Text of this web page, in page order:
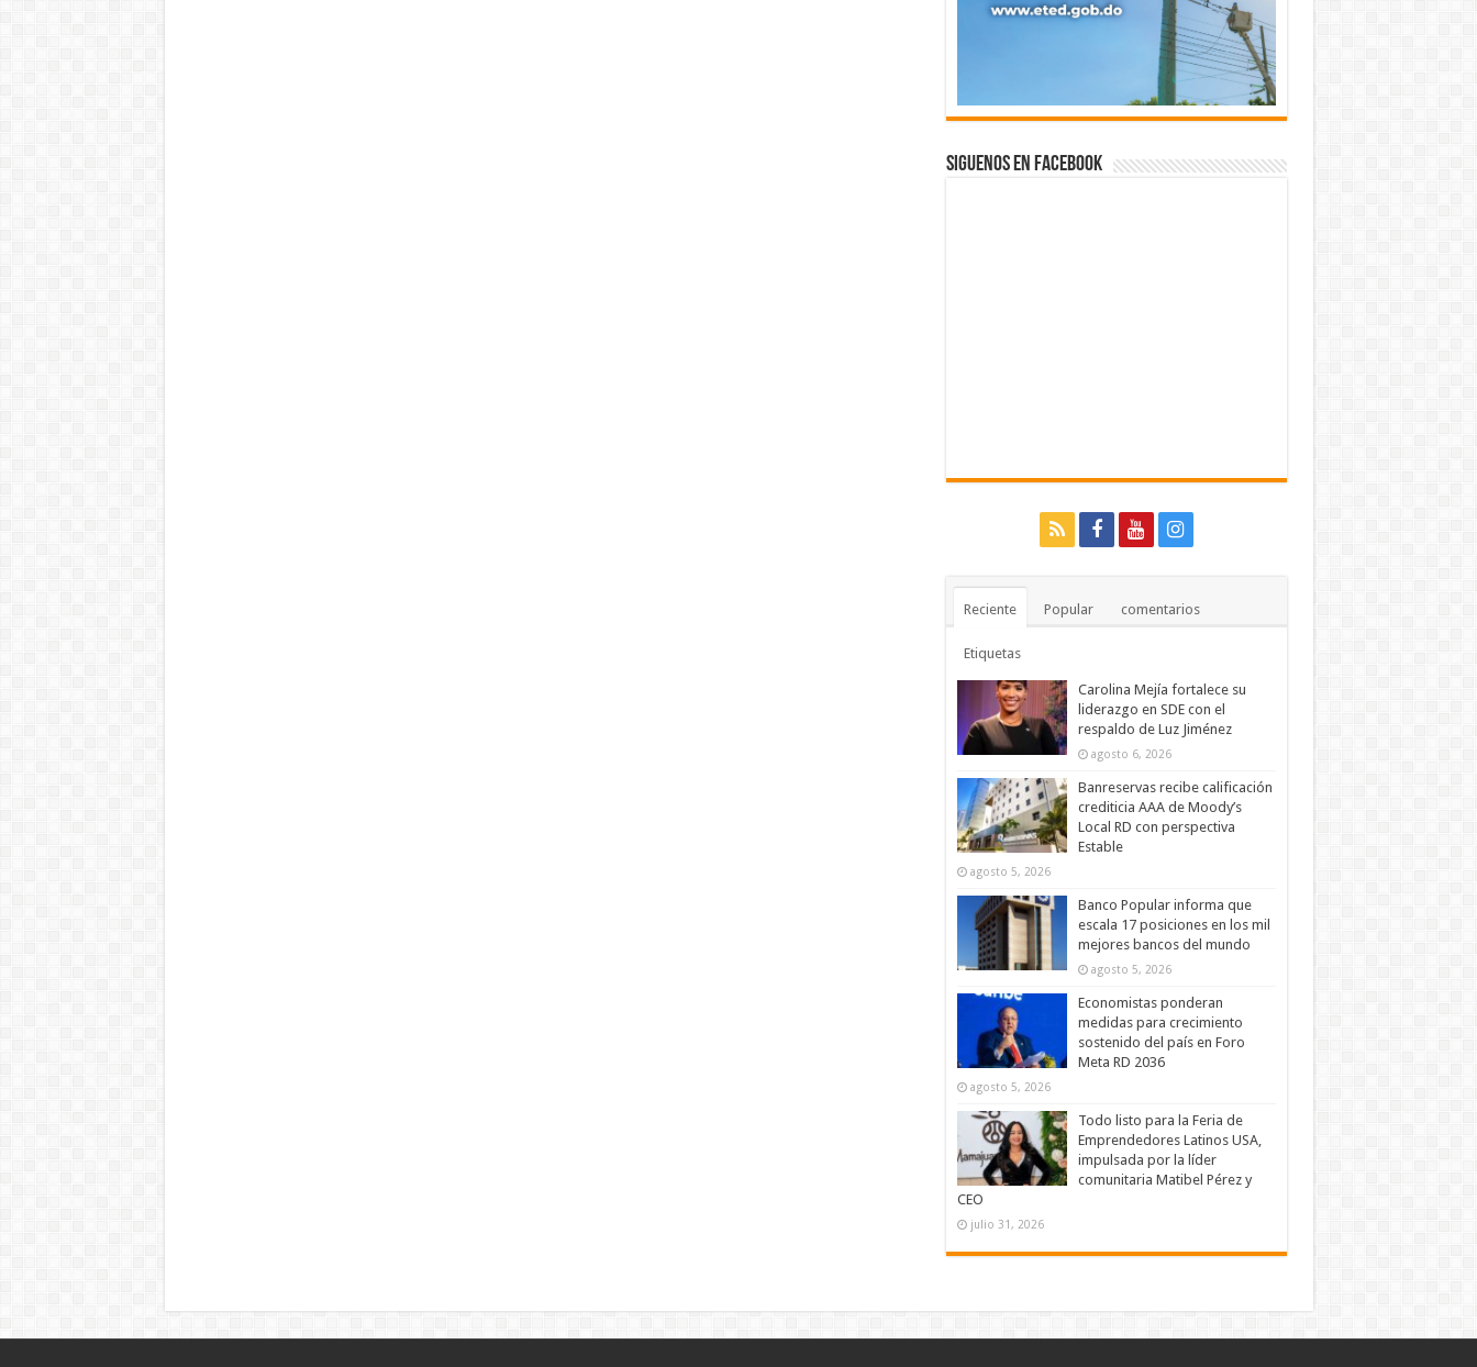
Siguenos en Facebook
Reciente Popular comentarios
Etiquetas
Carolina Mejía fortalece su
liderazgo en SDE con el
respaldo de Luz Jiménez
agosto 6, 2026
Banreservas recibe calificación
crediticia AAA de Moody’s
Local RD con perspectiva
Estable
agosto 5, 2026
Banco Popular informa que
escala 17 posiciones en los mil
mejores bancos del mundo
agosto 5, 2026
Economistas ponderan
medidas para crecimiento
sostenido del país en Foro
Meta RD 2036
agosto 5, 2026
Todo listo para la Feria de
Emprendedores Latinos USA,
impulsada por la líder
comunitaria Matibel Pérez y
CEO
julio 31, 2026